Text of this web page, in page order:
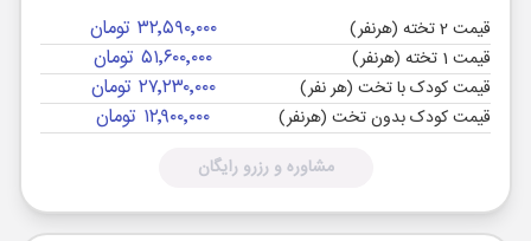
قیمت 2 تخته (هرنفر) ۳۲٬۵۹۰٬۰۰۰ تومان
قیمت 1 تخته (هرنفر) ۵۱٬۶۰۰٬۰۰۰ تومان
قیمت کودک با تخت (هر نفر) ۲۷٬۲۳۰٬۰۰۰ تومان
قیمت کودک بدون تخت (هرنفر) ۱۲٬۹۰۰٬۰۰۰ تومان
مشاوره و رزرو رایگان